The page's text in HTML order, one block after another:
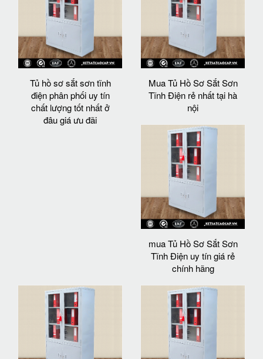
Tủ hồ sơ sắt sơn tĩnh
điện phân phối uy tín
chất lượng tốt nhất ở
đâu giá ưu đãi
Mua Tủ Hồ Sơ Sắt Sơn
Tĩnh Điện rẻ nhất tại hà
nội
mua Tủ Hồ Sơ Sắt Sơn
Tĩnh Điện uy tín giá rẻ
chính hãng